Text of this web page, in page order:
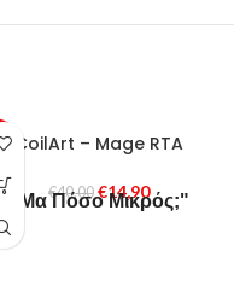
CoilArt – Mage RTA
€40,00 €14,90
"Μα Πόσο Μικρός;"